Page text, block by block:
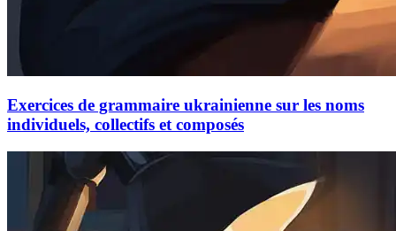
Exercices de grammaire ukrainienne sur les noms
individuels, collectifs et composés